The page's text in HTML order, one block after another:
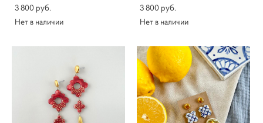
3 800 pуб.
Нет в наличии
3 800 pуб.
Нет в наличии